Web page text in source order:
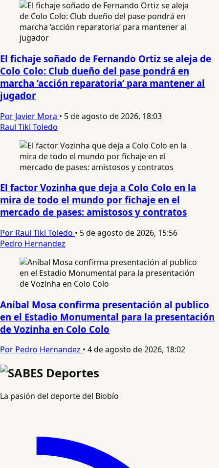
El fichaje soñado de Fernando Ortiz se aleja de
Colo Colo: Club dueño del pase pondrá en
marcha ‘acción reparatoria’ para mantener al
jugador
Por Javier Mora • 5 de agosto de 2026, 18:03
Raul Tiki Toledo
El factor Vozinha que deja a Colo Colo en la
mira de todo el mundo por fichaje en el
mercado de pases: amistosos y contratos
Por Raul Tiki Toledo • 5 de agosto de 2026, 15:56
Pedro Hernandez
Aníbal Mosa confirma presentación al publico
en el Estadio Monumental para la presentación
de Vozinha en Colo Colo
Por Pedro Hernandez • 4 de agosto de 2026, 18:02
La pasión del deporte del Biobío